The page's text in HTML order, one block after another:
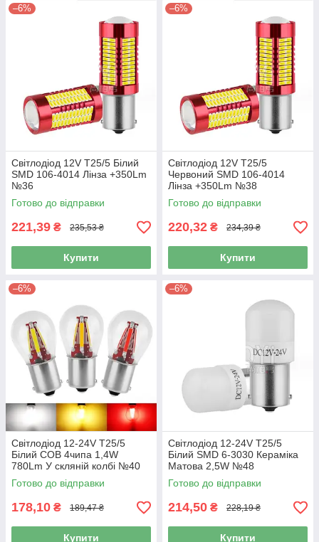
–6%
Світлодіод 12V Т25/5 Білий
SMD 106-4014 Лінза +350Lm
№36
Готово до відправки
221,39 ₴ 235,53 ₴
Купити
–6%
Світлодіод 12V Т25/5
Червоний SMD 106-4014
Лінза +350Lm №38
Готово до відправки
220,32 ₴ 234,39 ₴
Купити
–6%
Світлодіод 12-24V Т25/5
Білий COB 4чипа 1,4W
780Lm У скляній колбі №40
Готово до відправки
178,10 ₴ 189,47 ₴
Купити
–6%
Світлодіод 12-24V Т25/5
Білий SMD 6-3030 Кераміка
Матова 2,5W №48
Готово до відправки
214,50 ₴ 228,19 ₴
Купити